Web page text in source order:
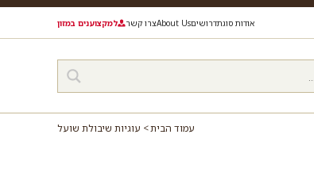
אודות סוגתדרושיםAbout Usצרו קשר למקצוענים במזון
עמוד הבית עוגיות שיבולת שועל